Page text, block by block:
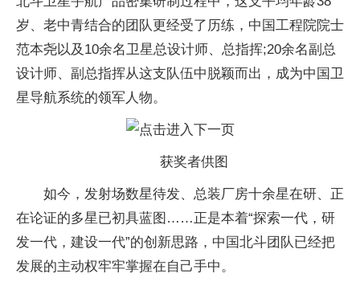
岁、老中青结合的团队更经受了历练，中国工程院院士
范本尧以及10余名卫星总设计师、总指挥;20余名副总
设计师、副总指挥从这支队伍中脱颖而出，成为中国卫
星导航系统的领军人物。
获奖者供图
如今，发射场数星待发、总装厂房十余星在研、正
在论证的多星已初具蓝图……正是本着“探索一代，研
发一代，建设一代”的创新思路，中国北斗团队已经把
发展的主动权牢牢掌握在自己手中。